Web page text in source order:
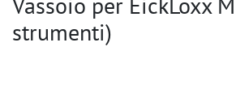
strumenti)